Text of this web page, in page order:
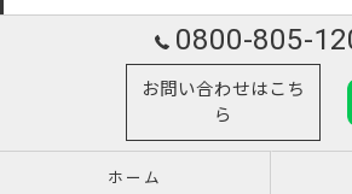
0800-805-
お問い合わせはこち
ら
ホーム